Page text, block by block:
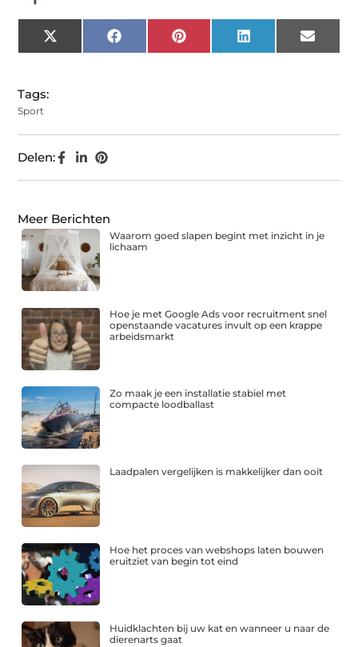
X
(Twitter)
Facebook Pinterest LinkedIn Email
Tags:
Sport
Delen:
Meer Berichten
Waarom goed slapen begint met inzicht in je
lichaam
Hoe je met Google Ads voor recruitment snel
openstaande vacatures invult op een krappe
arbeidsmarkt
Zo maak je een installatie stabiel met
compacte loodballast
Laadpalen vergelijken is makkelijker dan ooit
Hoe het proces van webshops laten bouwen
eruitziet van begin tot eind
Huidklachten bij uw kat en wanneer u naar de
dierenarts gaat